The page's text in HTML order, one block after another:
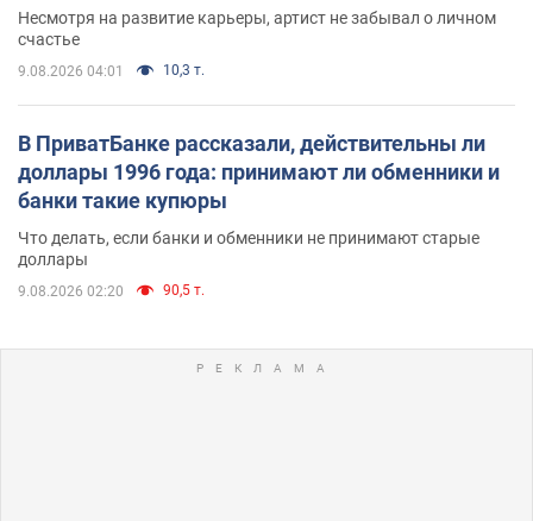
Несмотря на развитие карьеры, артист не забывал о личном
счастье
9.08.2026 04:01 10,3 т.
В ПриватБанке рассказали, действительны ли
доллары 1996 года: принимают ли обменники и
банки такие купюры
Что делать, если банки и обменники не принимают старые
доллары
9.08.2026 02:20 90,5 т.